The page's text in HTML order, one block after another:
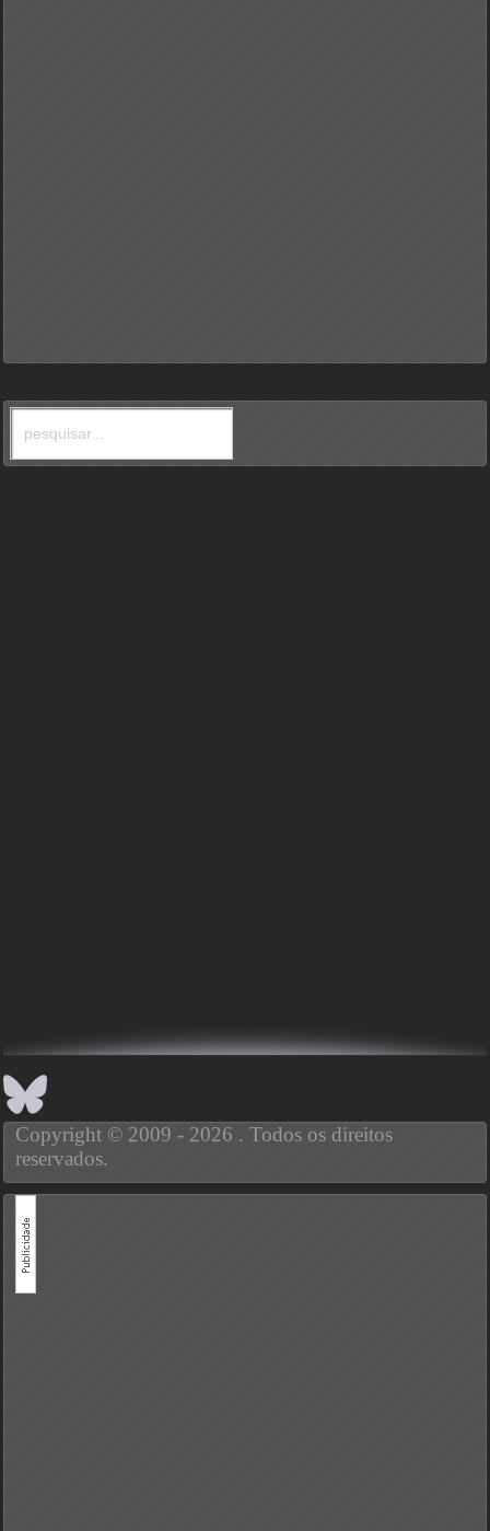
Copyright © 2009 - 2026 . Todos os direitos
reservados.